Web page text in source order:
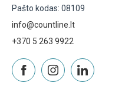
Pašto kodas: 08109
info@countline.lt
+370 5 263 9922